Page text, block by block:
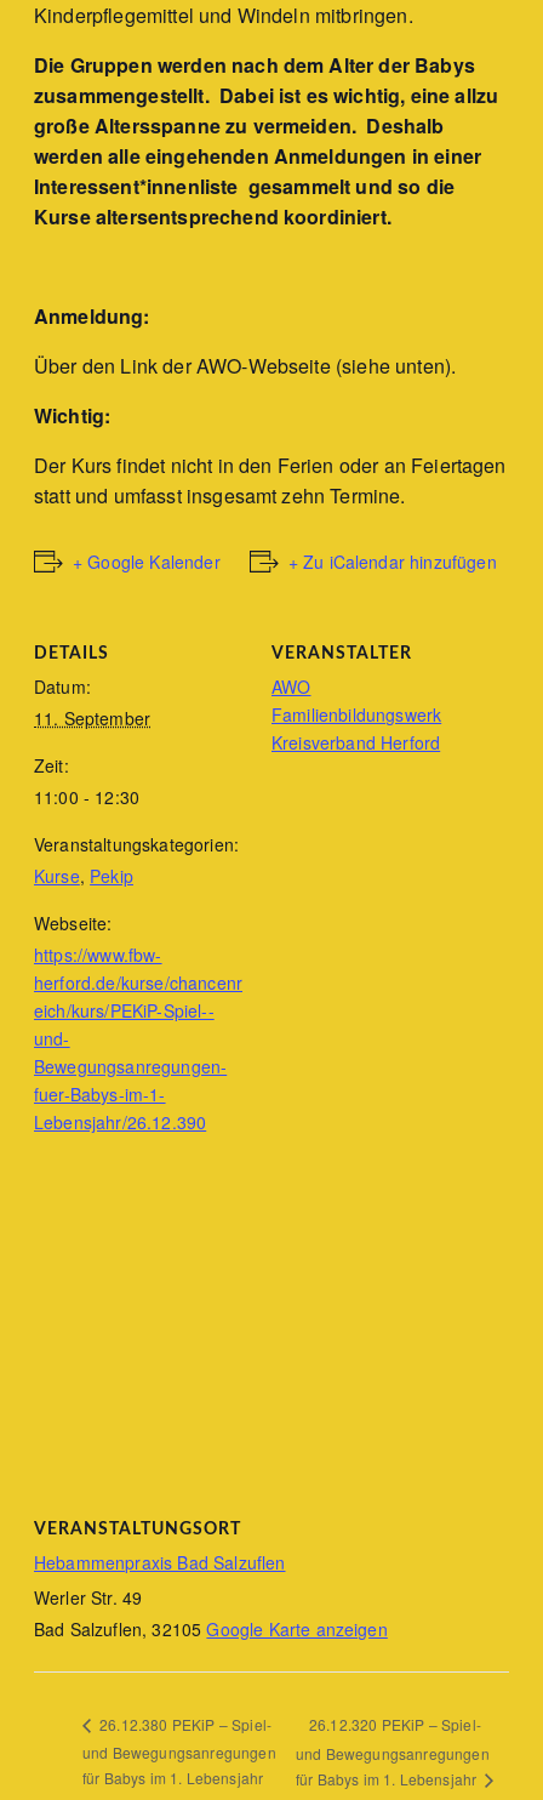
Kinderpflegemittel und Windeln mitbringen.
Die Gruppen werden nach dem Alter der Babys
zusammengestellt. Dabei ist es wichtig, eine allzu
große Altersspanne zu vermeiden. Deshalb
werden alle eingehenden Anmeldungen in einer
Interessent*innenliste gesammelt und so die
Kurse altersentsprechend koordiniert.
Anmeldung:
Über den Link der AWO-Webseite (siehe unten).
Wichtig:
Der Kurs findet nicht in den Ferien oder an Feiertagen
statt und umfasst insgesamt zehn Termine.
+ Google Kalender + Zu iCalendar hinzufügen
DETAILS
Datum:
11. September
Zeit:
11:00 - 12:30
Veranstaltungskategorien:
Kurse, Pekip
Webseite:
https://www.fbw-
herford.de/kurse/chancenr
eich/kurs/PEKiP-Spiel--
und-
Bewegungsanregungen-
fuer-Babys-im-1-
Lebensjahr/26.12.390
VERANSTALTER
AWO
Familienbildungswerk
Kreisverband Herford
VERANSTALTUNGSORT
Hebammenpraxis Bad Salzuflen
Werler Str. 49
Bad Salzuflen, 32105 Google Karte anzeigen
26.12.380 PEKiP – Spiel-
und Bewegungsanregungen
für Babys im 1. Lebensjahr
26.12.320 PEKiP – Spiel-
und Bewegungsanregungen
für Babys im 1. Lebensjahr